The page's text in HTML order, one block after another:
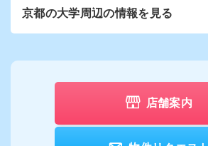
京都の大学周辺の情報を見る
店舗案内